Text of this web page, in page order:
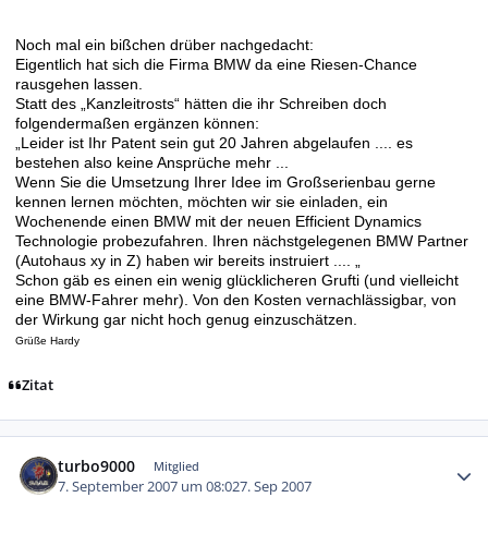
Noch mal ein bißchen drüber nachgedacht:
Eigentlich hat sich die Firma BMW da eine Riesen-Chance
rausgehen lassen.
Statt des „Kanzleitrosts“ hätten die ihr Schreiben doch
folgendermaßen ergänzen können:
„Leider ist Ihr Patent sein gut 20 Jahren abgelaufen .... es
bestehen also keine Ansprüche mehr ...
Wenn Sie die Umsetzung Ihrer Idee im Großserienbau gerne
kennen lernen möchten, möchten wir sie einladen, ein
Wochenende einen BMW mit der neuen Efficient Dynamics
Technologie probezufahren. Ihren nächstgelegenen BMW Partner
(Autohaus xy in Z) haben wir bereits instruiert .... „
Schon gäb es einen ein wenig glücklicheren Grufti (und vielleicht
eine BMW-Fahrer mehr). Von den Kosten vernachlässigbar, von
der Wirkung gar nicht hoch genug einzuschätzen.
Grüße Hardy
Zitat
turbo9000 Mitglied
7. September 2007 um 08:027. Sep 2007